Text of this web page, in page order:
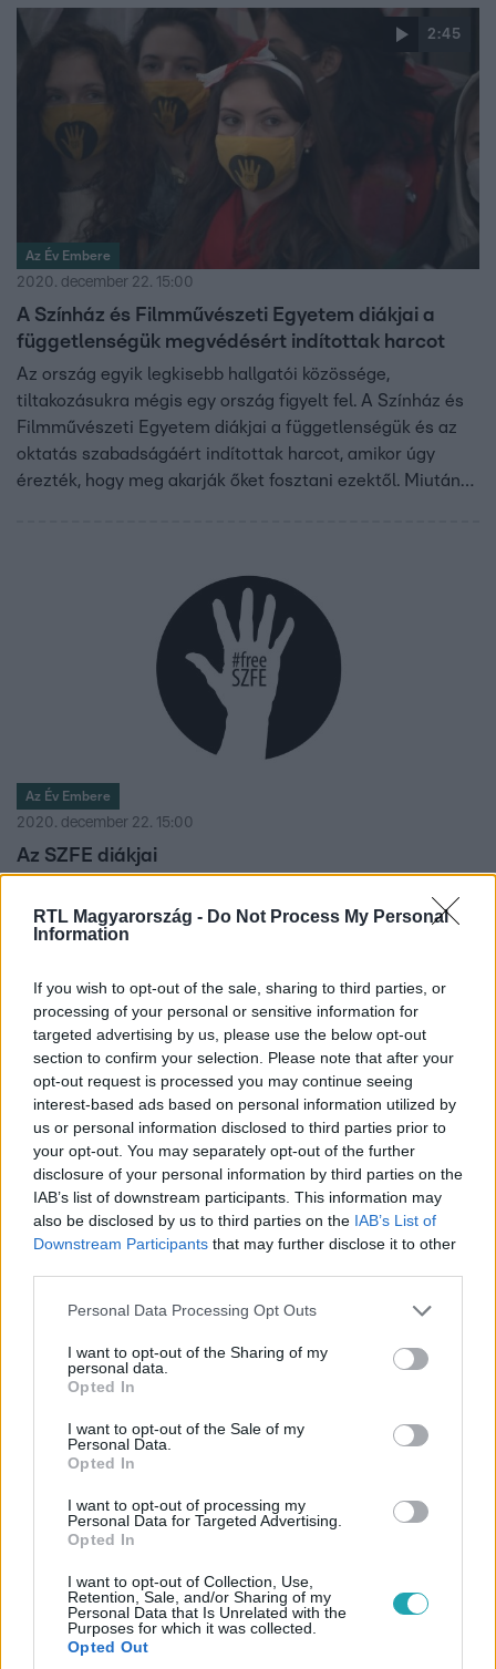
RTL Magyarország - Do Not Process My Personal
Information
If you wish to opt-out of the sale, sharing to third parties, or
processing of your personal or sensitive information for
targeted advertising by us, please use the below opt-out
section to confirm your selection. Please note that after your
opt-out request is processed you may continue seeing
interest-based ads based on personal information utilized by
us or personal information disclosed to third parties prior to
your opt-out. You may separately opt-out of the further
disclosure of your personal information by third parties on the
IAB’s list of downstream participants. This information may
also be disclosed by us to third parties on the IAB’s List of
Downstream Participants that may further disclose it to other
Please note that this website/app uses one or more Google
not limited to your visit or usage behaviour. You may click to
grant or deny consent to Google and its third-party tags to
use your data for below specified purposes in below Google
consent section.
Personal Data Processing Opt Outs
I want to opt-out of the Sharing of my
personal data.
Opted In
I want to opt-out of the Sale of my
Personal Data.
Opted In
I want to opt-out of processing my
Personal Data for Targeted Advertising.
Opted In
I want to opt-out of Collection, Use,
Retention, Sale, and/or Sharing of my
Personal Data that Is Unrelated with the
Purposes for which it was collected.
Opted Out
egyetem vezetése annyit írt: az oktatás február 1-től, a
szükséges feltételek fennállása esetén folytatható.
2:45
Az Év Embere
2020. december 22. 15:00
A Színház és Filmművészeti Egyetem diákjai a
függetlenségük megvédésért indítottak harcot
Az ország egyik legkisebb hallgatói közössége,
tiltakozásukra mégis egy ország figyelt fel. A Színház és
Filmművészeti Egyetem diákjai a függetlenségük és az
oktatás szabadságáért indítottak harcot, amikor úgy
érezték, hogy meg akarják őket fosztani ezektől. Miután
fordultak. Azt mondják: a demokráciáért nehéz, de
érdemes harcolni, és ők, ha kell bármeddig kitartanak. Ők
is jelöltek az RTL Év embere díjára.
Az Év Embere
2020. december 22. 15:00
Az SZFE diákjai
Híradó
2020. december 14. 17:42
Két hetet érvénytelenítne és pótoltatna a SZFE
vezetése
Két hetet érvénytelenítne és pótoltatna a Színház- és
Filmművészeti Egyetem vezetése - a diákok szerint
az egyetem kinevezett vezetősége új tanrendi tervben
értesítette a hallgatókat arról, hogy az első félévben
órájukat megtartották, így ennek az új intézkedésnek egy
célja van: hogy ellehetetlenítse a tanulásukat.